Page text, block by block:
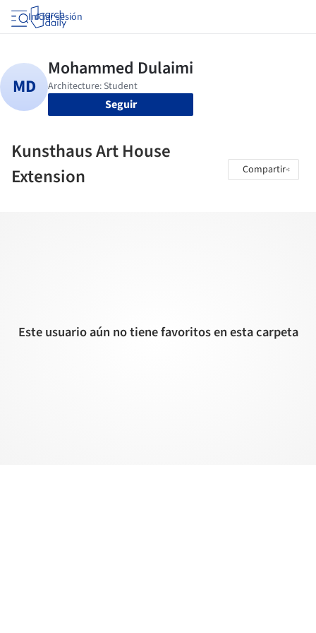
Iniciar sesión
Seguir
Kunsthaus Art House
Extension
Compartir
Este usuario aún no tiene favoritos en esta carpeta